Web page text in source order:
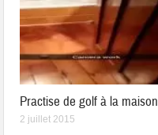
Practise de golf à la maison
2 juillet 2015